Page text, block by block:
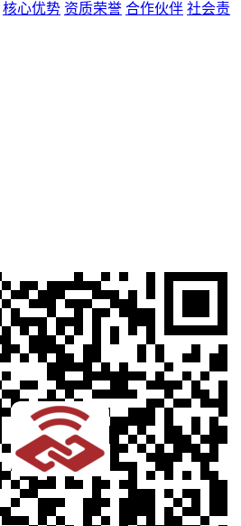
核心优势 资质荣誉 合作伙伴 社会责